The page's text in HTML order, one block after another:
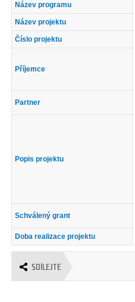
Název programu
Název projektu
Číslo projektu
Příjemce
Partner
Popis projektu
Schválený grant
Doba realizace projektu
SDÍLEJTE